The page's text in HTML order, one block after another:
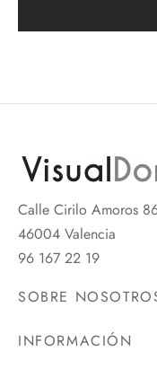
Calle Cirilo Amoros
46004 Valencia
96 167 22 19
SOBRE
INFORMACIÓN